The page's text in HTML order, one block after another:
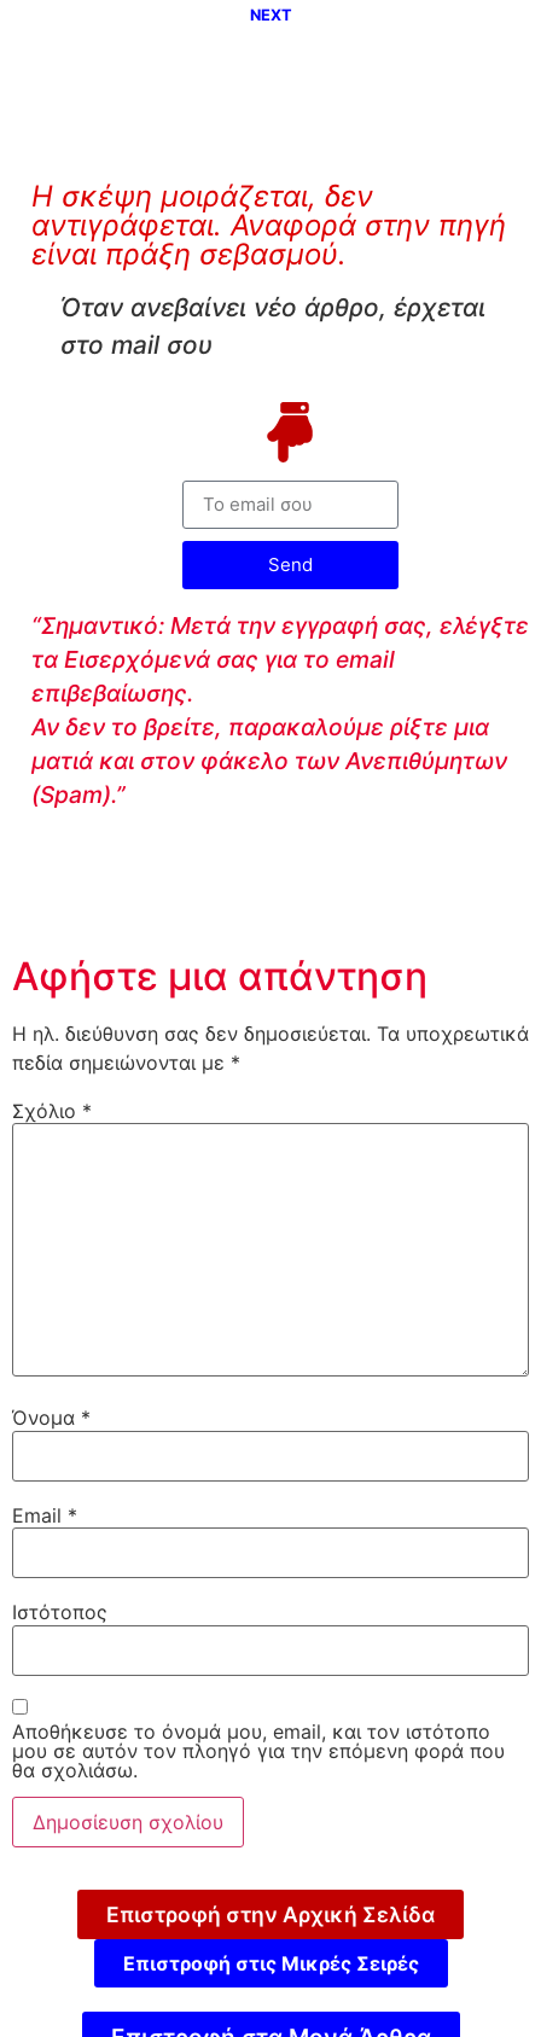
NEXT
Η σκέψη μοιράζεται, δεν
αντιγράφεται. Αναφορά στην πηγή
είναι πράξη σεβασμού.
Όταν ανεβαίνει νέο άρθρο, έρχεται
στο mail σου
Send
“Σημαντικό: Μετά την εγγραφή σας, ελέγξτε
τα Εισερχόμενά σας για το email
επιβεβαίωσης.
Αν δεν το βρείτε, παρακαλούμε ρίξτε μια
ματιά και στον φάκελο των Ανεπιθύμητων
(Spam).”
Αφήστε μια απάντηση
Η ηλ. διεύθυνση σας δεν δημοσιεύεται. Τα υποχρεωτικά
πεδία σημειώνονται με *
Σχόλιο *
Όνομα *
Email *
Ιστότοπος
Αποθήκευσε το όνομά μου, email, και τον ιστότοπο
μου σε αυτόν τον πλοηγό για την επόμενη φορά που
θα σχολιάσω.
Επιστροφή στην Αρχική Σελίδα
Επιστροφή στις Μικρές Σειρές